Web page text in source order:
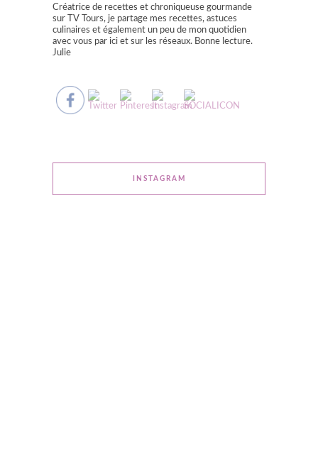
Créatrice de recettes et chroniqueuse gourmande
sur TV Tours, je partage mes recettes, astuces
culinaires et également un peu de mon quotidien
avec vous par ici et sur les réseaux. Bonne lecture.
Julie
INSTAGRAM